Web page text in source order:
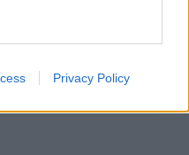
Privacy Policy
θα συμβεί'”.